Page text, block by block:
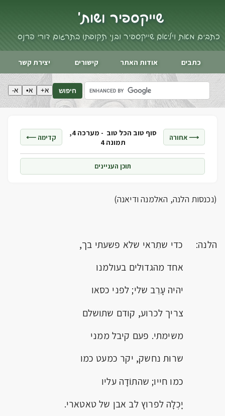
שייקספיר ושות'
כתבים מאת ויליאם שייקספיר ובני תקופתו בתרגום דורי פרנס
כתבים אודות האתר קישורים יצירת קשר
חיפוש א+ א• א-
⟶ אחורה סוף טוב הכל טוב -
מערכה 4,
תמונה 4
קדימה ⟵
תוכן העניינים
(נכנסות הלנה, האלמנה ודיאנה)
הלנה: כדי שתִראי שלא פשעתי בך,
אחד מהגדולים בעולמנו
יהיה עָרֵב שלי; לפני כסאו
צריך לכרוע, קודם שתושלם
משימתי. פעם קיבל ממני
שרוּת נחשק, יקר כמעט כמו
כמו חייו; שהתוֹדָה עליו
יָכְלָה לפרוץ לב אבן של טאטארי.